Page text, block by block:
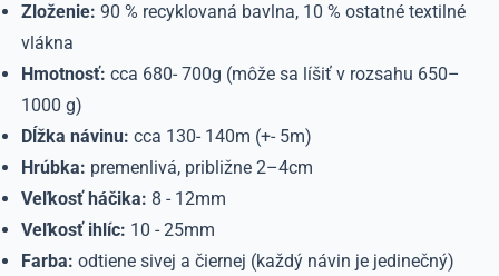
Zloženie: 90 % recyklovaná bavlna, 10 % ostatné textilné
vlákna
Hmotnosť: cca 680- 700g (môže sa líšiť v rozsahu 650–
1000 g)
Dĺžka návinu: cca 130- 140m (+- 5m)
Hrúbka: premenlivá, približne 2–4cm
Veľkosť háčika: 8 - 12mm
Veľkosť ihlíc: 10 - 25mm
Farba: odtiene sivej a čiernej (každý návin je jedinečný)